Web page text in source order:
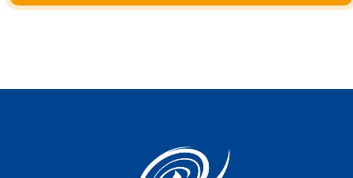
Vous êtes sur le site Euroserum